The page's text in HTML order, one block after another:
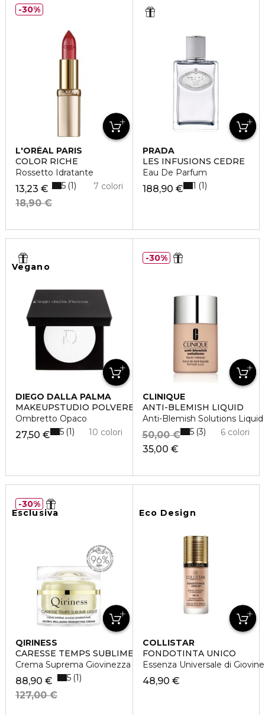
L'ORÉAL PARIS
COLOR RICHE
Rossetto Idratante
13,23 €
18,90 €
7 colori
5 1
30%
PRADA
LES INFUSIONS CEDRE
Eau De Parfum
188,90 € 1 1
Vegano
DIEGO DALLA PALMA
MAKEUPSTUDIO POLVERE COMPATTA PER OCCHI
Ombretto Opaco
27,50 € 10 colori
5 1
CLINIQUE
ANTI-BLEMISH LIQUID
Anti-Blemish Solutions
35,00 €
50,00 € 6 colori
5 3
30%
Esclusiva
QIRINESS
CARESSE TEMPS SUBLIME LIGHT
Crema Suprema Giovinezza Ridensificante Versione Light
88,90 €
127,00 €
5 1
30%
Eco Design
COLLISTAR
FONDOTINTA UNICO
Essenza Universale di
48,90 €